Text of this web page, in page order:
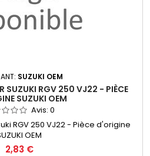
SUZUKI OEM
SUZUKI RGV 250 VJ22 - PIÈCE
SUZUKI OEM
Avis: 0
RGV 250 VJ22 - Pièce d'origine
OEM
2,83 €